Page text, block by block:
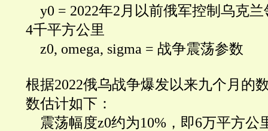
y0 = 2022年2 月以前俄军控制乌克
4千平方公里
z0, omega, sigma = 战争震荡参数
根据2022俄乌战争爆发以来九个月的
数估计如下：
震荡幅度z0约为10%，即6万平方公